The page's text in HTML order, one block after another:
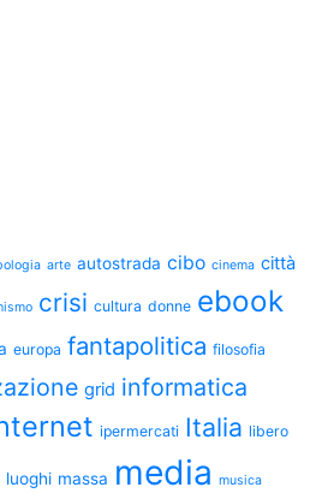
arte autostrada cibo cinema città
crisi cultura donne ebook
europa fantapolitica filosofia
grid informatica
ipermercati Italia libero
luoghi massa media musica